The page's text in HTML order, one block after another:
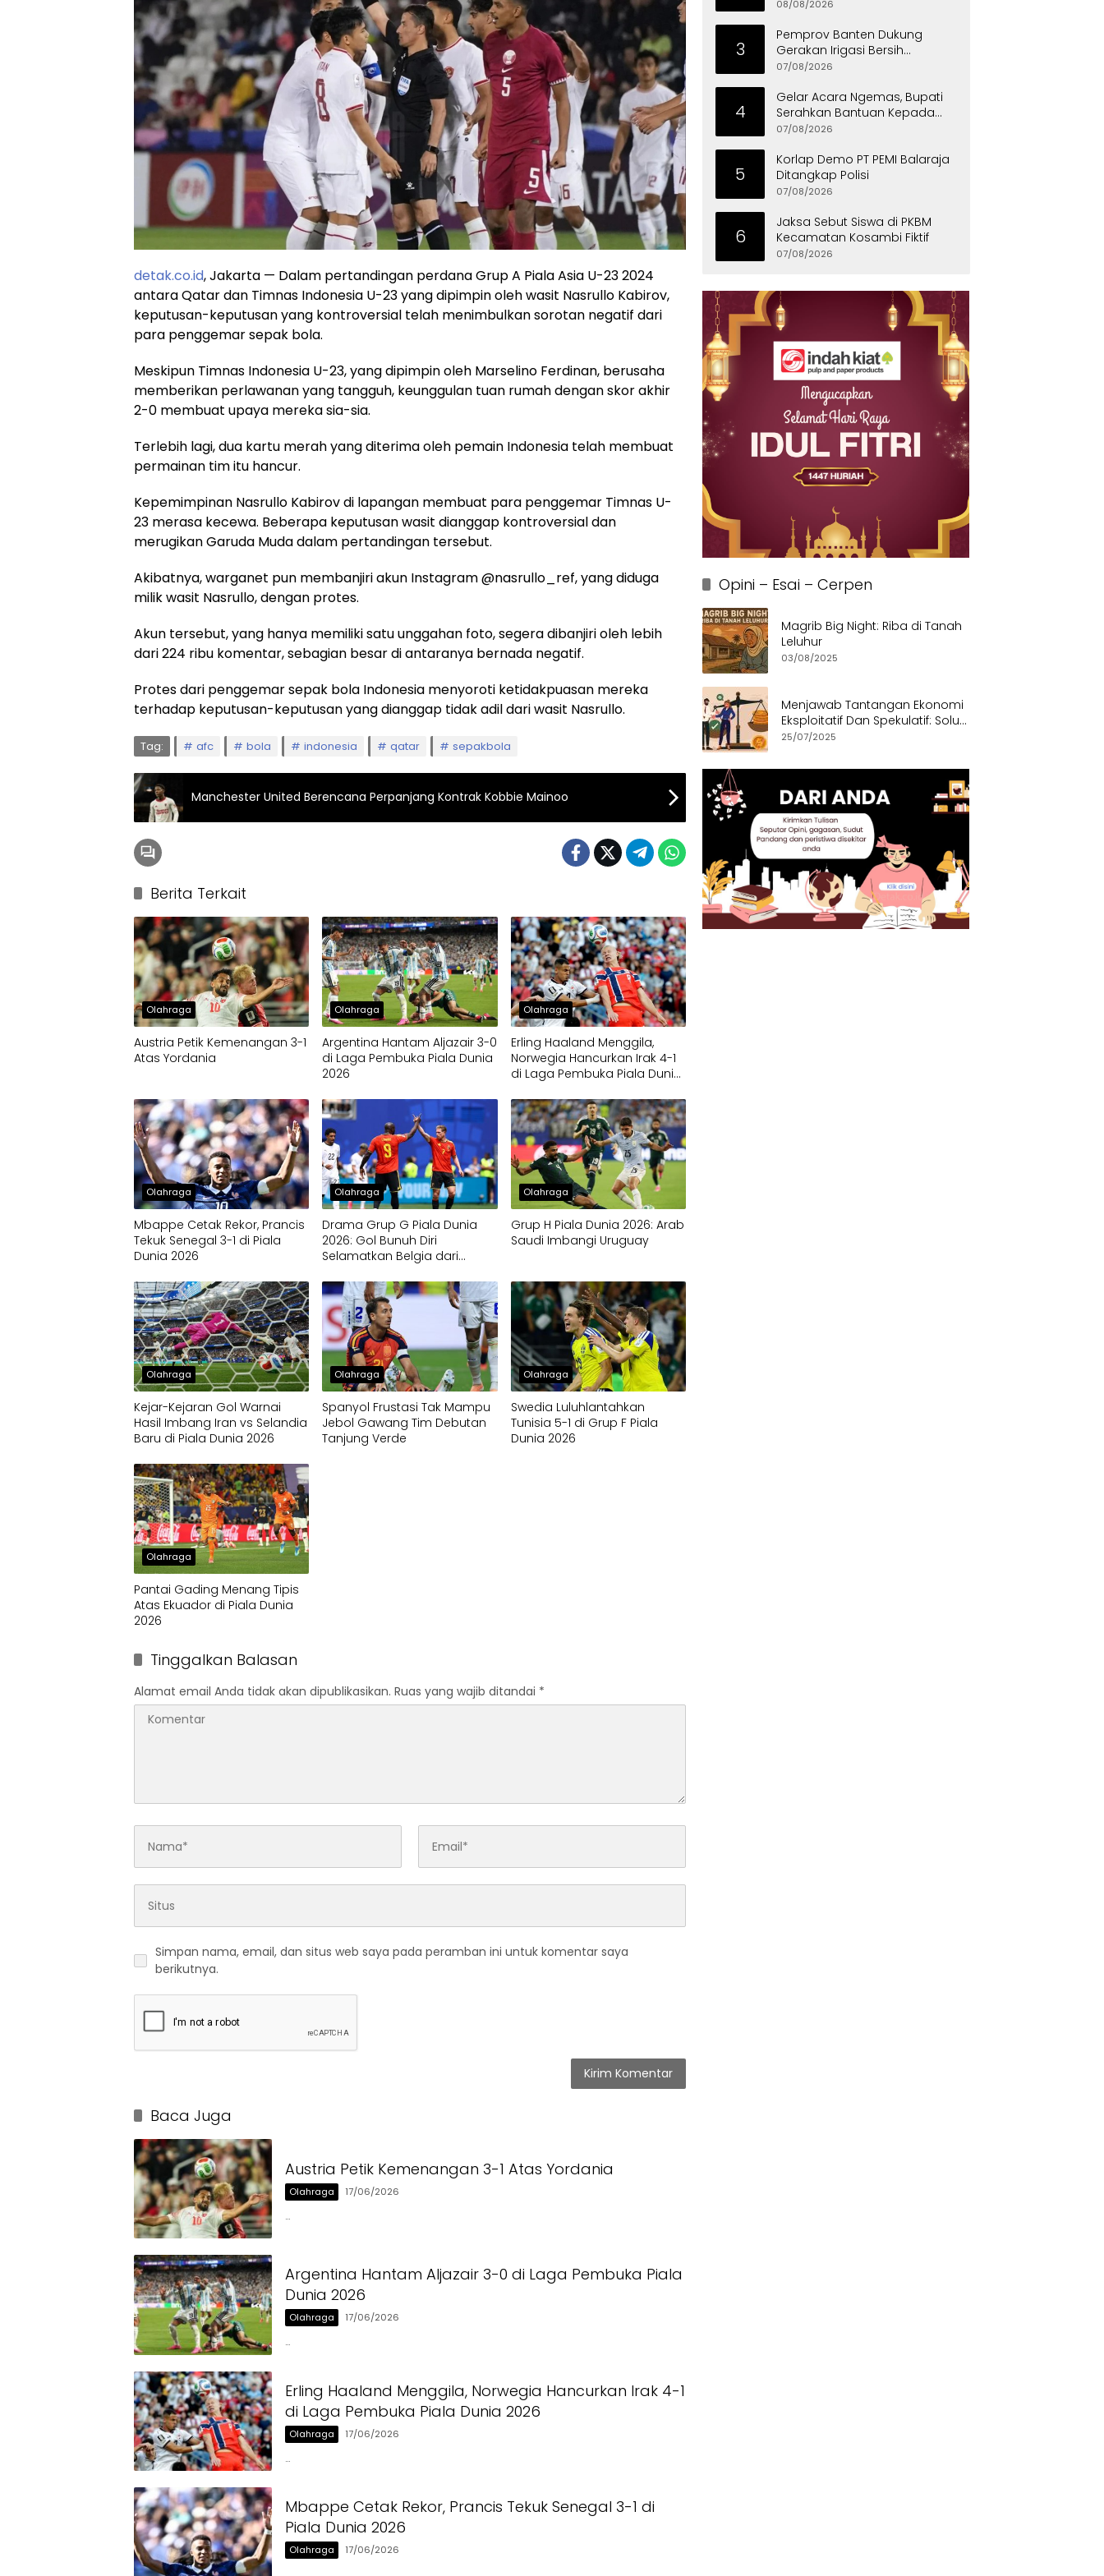
detak.co.id, Jakarta — Dalam pertandingan perdana Grup A Piala Asia U-23 2024
antara Qatar dan Timnas Indonesia U-23 yang dipimpin oleh wasit Nasrullo Kabirov,
keputusan-keputusan yang kontroversial telah menimbulkan sorotan negatif dari
para penggemar sepak bola.
Meskipun Timnas Indonesia U-23, yang dipimpin oleh Marselino Ferdinan, berusaha
memberikan perlawanan yang tangguh, keunggulan tuan rumah dengan skor akhir
2-0 membuat upaya mereka sia-sia.
Terlebih lagi, dua kartu merah yang diterima oleh pemain Indonesia telah membuat
permainan tim itu hancur.
Kepemimpinan Nasrullo Kabirov di lapangan membuat para penggemar Timnas U-
23 merasa kecewa. Beberapa keputusan wasit dianggap kontroversial dan
merugikan Garuda Muda dalam pertandingan tersebut.
Akibatnya, warganet pun membanjiri akun Instagram @nasrullo_ref, yang diduga
milik wasit Nasrullo, dengan protes.
Akun tersebut, yang hanya memiliki satu unggahan foto, segera dibanjiri oleh lebih
dari 224 ribu komentar, sebagian besar di antaranya bernada negatif.
Protes dari penggemar sepak bola Indonesia menyoroti ketidakpuasan mereka
terhadap keputusan-keputusan yang dianggap tidak adil dari wasit Nasrullo.
Tag: afc bola indonesia qatar sepakbola
Manchester United Berencana Perpanjang Kontrak Kobbie Mainoo
Berita Terkait
Olahraga
Austria Petik Kemenangan 3-1
Atas Yordania
Olahraga
Argentina Hantam Aljazair 3-0
di Laga Pembuka Piala Dunia
2026
Olahraga
Erling Haaland Menggila,
Norwegia Hancurkan Irak 4-1
di Laga Pembuka Piala Dunia
Olahraga
Mbappe Cetak Rekor, Prancis
Tekuk Senegal 3-1 di Piala
Dunia 2026
Olahraga
Drama Grup G Piala Dunia
2026: Gol Bunuh Diri
Selamatkan Belgia dari
Olahraga
Grup H Piala Dunia 2026: Arab
Saudi Imbangi Uruguay
Olahraga
Kejar-Kejaran Gol Warnai
Hasil Imbang Iran vs Selandia
Baru di Piala Dunia 2026
Olahraga
Spanyol Frustasi Tak Mampu
Jebol Gawang Tim Debutan
Tanjung Verde
Olahraga
Swedia Luluhlantahkan
Tunisia 5-1 di Grup F Piala
Dunia 2026
Olahraga
Pantai Gading Menang Tipis
Atas Ekuador di Piala Dunia
2026
Tinggalkan Balasan
Alamat email Anda tidak akan dipublikasikan. Ruas yang wajib ditandai *
Simpan nama, email, dan situs web saya pada peramban ini untuk komentar saya
berikutnya.
Baca Juga
Austria Petik Kemenangan 3-1 Atas Yordania
Olahraga 17/06/2026
…
Argentina Hantam Aljazair 3-0 di Laga Pembuka Piala
Dunia 2026
Olahraga 17/06/2026
…
Erling Haaland Menggila, Norwegia Hancurkan Irak 4-1
di Laga Pembuka Piala Dunia 2026
Olahraga 17/06/2026
…
Mbappe Cetak Rekor, Prancis Tekuk Senegal 3-1 di
Piala Dunia 2026
Olahraga 17/06/2026
08/08/2026
3
Pemprov Banten Dukung
Gerakan Irigasi Bersih
Kementerian Pekerjaan Umum
07/08/2026
4
Gelar Acara Ngemas, Bupati
Serahkan Bantuan Kepada
Penyandang Disabilitas
07/08/2026
5
Korlap Demo PT PEMI Balaraja
Ditangkap Polisi
07/08/2026
6
Jaksa Sebut Siswa di PKBM
Kecamatan Kosambi Fiktif
07/08/2026
Opini – Esai – Cerpen
Magrib Big Night: Riba di Tanah
Leluhur
03/08/2025
Menjawab Tantangan Ekonomi
Eksploitatif Dan Spekulatif: Solusi
Etis dan Berkeadilan
25/07/2025